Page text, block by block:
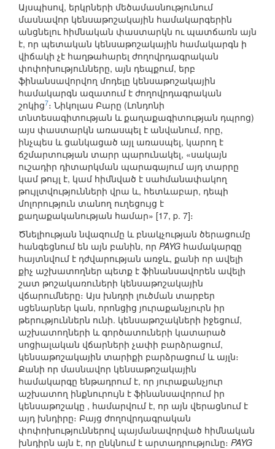
Այսպիսով, երկրների մեծամասնությունում
մասնավոր կենսաթոշակային համակարգերին
անցնելու հիմնական փաստարկն ու պատճառն այն
է, որ պետական կենսաթոշակային համակարգն ի
վիճակի չէ հաղթահարել ժողովրդագրական
փոփոխությունները, այն դեպքում, երբ
ֆինանսավորվող մոդելը կենսաթոշակային
համակարգն ազատում է ժողովրդագրական
շոկից7։ Նիկոլաս Բարը (Լոնդոնի
տնտեսագիտության և քաղաքագիտության դպրոց)
այս փաստարկն առասպել է անվանում, որը,
ինչպես և ցանկացած այլ առասպել, կարող է
ճշմարտության տարր պարունակել, «սակայն
ուշադիր դիտարկման պարագայում այդ տարրը
կամ թույլ է, կամ հիմնված է սահմանափակող
թույլտվությունների վրա և, հետևաբար, դեպի
մոլորություն տանող ուղեցույց է
քաղաքականության համար» [17, p. 7]։
Ծնելիության նվազումը և բնակչության ծերացումը
հանգեցնում են այն բանին, որ PAYG համակարգը
հայտնվում է դժվարության առջև, քանի որ ավելի
քիչ աշխատողներ պետք է ֆինանսավորեն ավելի
շատ թոշակառուների կենսաթոշակային
վճարումները։ Այս խնդրի լուծման տարբեր
սցենարներ կան, որոնցից յուրաքանչյուրն իր
թերություններն ունի. կենսաթոշակների իջեցում,
աշխատողների և գործատուների կատարած
սոցիալական վճարների չափի բարձրացում,
կենսաթոշակային տարիքի բարձրացում և այլն։
Քանի որ մասնավոր կենսաթոշակային
համակարգը ենթադրում է, որ յուրաքանչյուր
աշխատող ինքնուրույն է ֆինանսավորում իր
կենսաթոշակը , համարվում է, որ այն վերացնում է
այդ խնդիրը։ Բայց ժողովրդագրական
փոփոխություններով պայմանավորված հիմնական
խնդիրն այն է, որ ընկնում է արտադրությունը։ PAYG